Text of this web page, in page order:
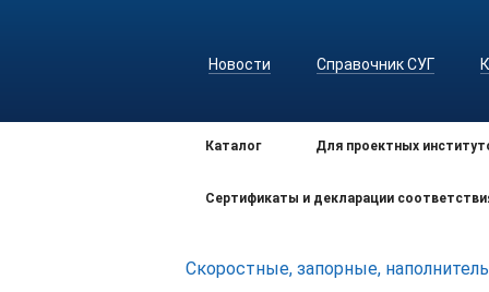
Новости Справочник СУГ
Каталог Для проектных
Сертификаты и декларации
Скоростные, запорные,